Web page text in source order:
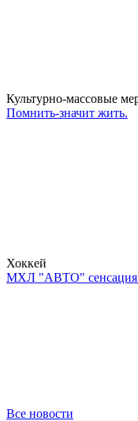
Культурно-массовые
Помнить-значит жить.
Хоккей
МХЛ "АВТО" сенсация
Все новости